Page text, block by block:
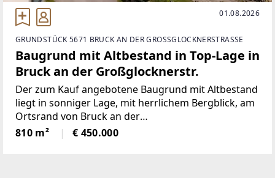
01.08.2026
GRUNDSTÜCK 5671 BRUCK AN DER GROSSGLOCKNERSTRASSE
Baugrund mit Altbestand in Top-Lage in
Bruck an der Großglocknerstr.
Der zum Kauf angebotene Baugrund mit Altbestand
liegt in sonniger Lage, mit herrlichem Bergblick, am
Ortsrand von Bruck an der
Großglocknerstraße.Gerade die ländliche
Umgebung und die Nähe zu vielen Sport- und
810 m² € 450.000